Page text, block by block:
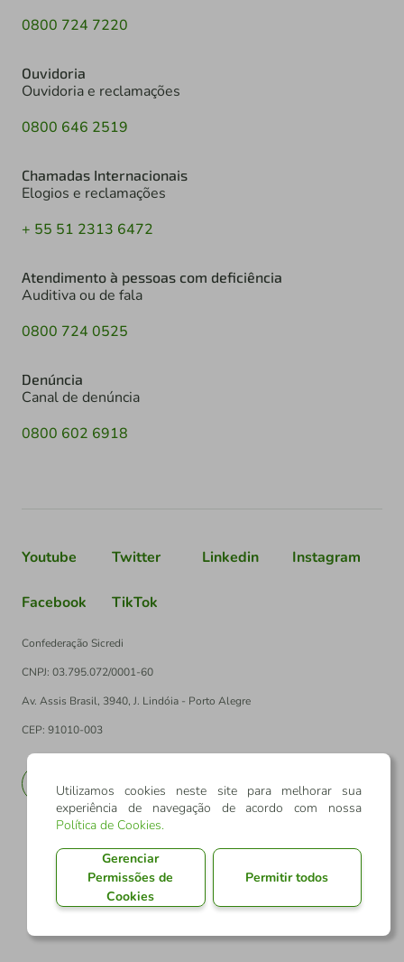
0800 724 7220
Ouvidoria
Ouvidoria e reclamações
0800 646 2519
Chamadas Internacionais
Elogios e reclamações
+ 55 51 2313 6472
Atendimento à pessoas com deficiência
Auditiva ou de fala
0800 724 0525
Denúncia
Canal de denúncia
0800 602 6918
Youtube Twitter Linkedin Instagram
Facebook TikTok
Confederação Sicredi
CNPJ: 03.795.072/0001-60
Av. Assis Brasil, 3940, J. Lindóia - Porto Alegre
CEP: 91010-003
Utilizamos cookies neste site para melhorar sua
experiência de navegação de acordo com nossa
Política de Cookies.
Gerenciar
Permissões de
Cookies
Permitir todos